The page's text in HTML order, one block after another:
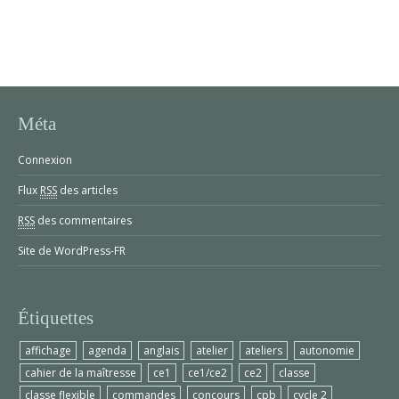
Méta
Connexion
Flux RSS des articles
RSS des commentaires
Site de WordPress-FR
Étiquettes
affichage agenda anglais atelier ateliers
autonomie
cahier de la maîtresse
ce1 ce1/ce2 ce2
classe
classe flexible
commandes concours cpb cycle 2